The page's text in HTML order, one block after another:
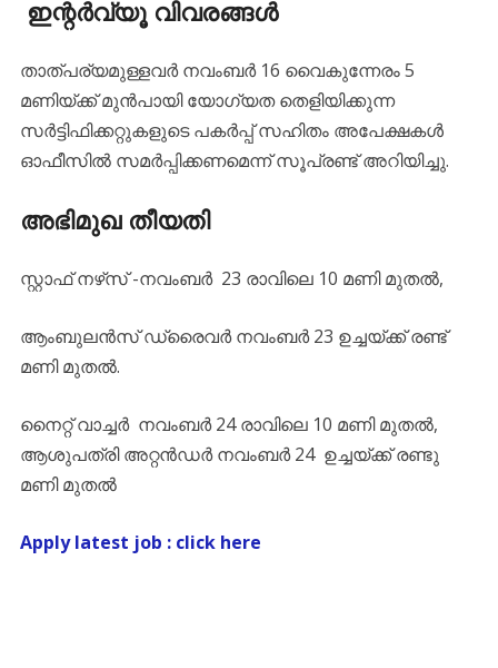
ഇന്റർവ്യൂ വിവരങ്ങൾ
താത്പര്യമുള്ളവർ നവംബർ 16 വൈകുന്നേരം 5
മണിയ്ക്ക് മുൻപായി യോഗ്യത തെളിയിക്കുന്ന
സർട്ടിഫിക്കറ്റുകളുടെ പകർപ്പ് സഹിതം അപേക്ഷകൾ
ഓഫീസിൽ സമർപ്പിക്കണമെന്ന് സൂപ്രണ്ട് അറിയിച്ചു.
അഭിമുഖ തീയതി
സ്റ്റാഫ് നഴ്‌സ്‌ -നവംബർ 23 രാവിലെ 10 മണി മുതൽ,
ആംബുലൻസ് ഡ്രൈവർ നവംബർ 23 ഉച്ചയ്ക്ക് രണ്ട്
മണി മുതൽ.
നൈറ്റ് വാച്ചർ നവംബർ 24 രാവിലെ 10 മണി മുതൽ,
ആശുപത്രി അറ്റൻഡർ നവംബർ 24 ഉച്ചയ്ക്ക് രണ്ടു
മണി മുതൽ
Apply latest job : click here